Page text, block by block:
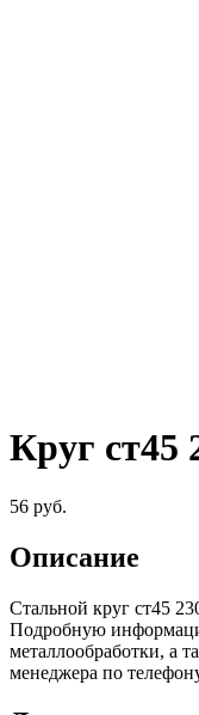
Круг ст45
56 руб.
Описание
Стальной круг ст45
Подробную
металлообработки, а
менеджера по